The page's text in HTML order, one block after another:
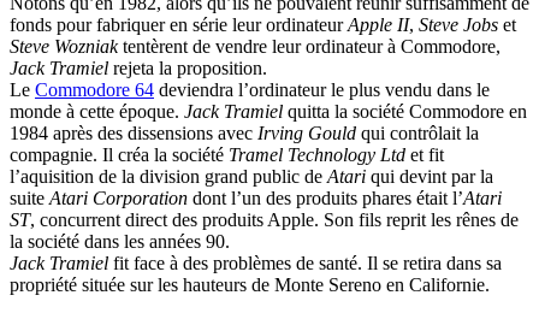
fonds pour fabriquer en série leur ordinateurApple II, Steve Jobs et
Steve Wozniaktentèrent de vendre leur ordinateur à Commodore,
Jack Tramiel rejeta la proposition.
Le Commodore 64 deviendra l’ordinateur le plus vendu dans le
monde à cette époque. Jack Tramiel quitta la société Commodore en
1984 après des dissensions avec Irving Gould qui contrôlait la
compagnie. Il créa la société Tramel Technology Ltd et fit
l’aquisition de la division grand public de Atari qui devint par la
suite Atari Corporation dont l’un des produits phares était l’Atari
ST, concurrent direct des produits Apple. Son fils reprit les rênes de
la société dans les années 90.
Jack Tramiel fit face à des problèmes de santé. Il se retira dans sa
propriété située sur les hauteurs de Monte Sereno en Californie.